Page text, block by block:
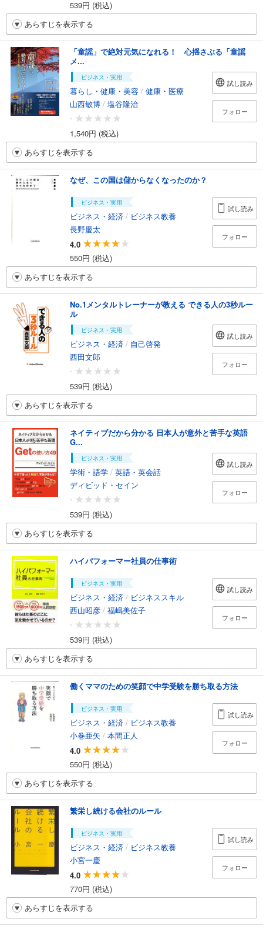
539円 (税込)
あらすじを表示する
「童謡」で絶対元気になれる！ 心揺さぶる「童謡
メ...
ビジネス・実用
暮らし・健康・美容 / 健康・医療
山西敏博 / 塩谷隆治
-
1,540円 (税込)
試し読み
フォロー
あらすじを表示する
なぜ、この国は儲からなくなったのか？
ビジネス・実用
ビジネス・経済 / ビジネス教養
長野慶太
4.0
550円 (税込)
試し読み
フォロー
あらすじを表示する
No.1メンタルトレーナーが教える できる人の3秒ルー
ル
ビジネス・実用
ビジネス・経済 / 自己啓発
西田文郎
-
539円 (税込)
試し読み
フォロー
あらすじを表示する
ネイティブだから分かる 日本人が意外と苦手な英語
G...
ビジネス・実用
学術・語学 / 英語・英会話
ディビッド・セイン
-
539円 (税込)
試し読み
フォロー
あらすじを表示する
ハイパフォーマー社員の仕事術
ビジネス・実用
ビジネス・経済 / ビジネススキル
西山昭彦 / 福嶋美佐子
-
539円 (税込)
試し読み
フォロー
あらすじを表示する
働くママのための笑顔で中学受験を勝ち取る方法
ビジネス・実用
ビジネス・経済 / ビジネス教養
小巻亜矢 / 本間正人
4.0
550円 (税込)
試し読み
フォロー
あらすじを表示する
繁栄し続ける会社のルール
ビジネス・実用
ビジネス・経済 / ビジネス教養
小宮一慶
4.0
770円 (税込)
試し読み
フォロー
あらすじを表示する